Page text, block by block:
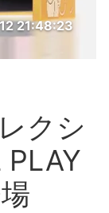
21:48:23
クシ
PLAY